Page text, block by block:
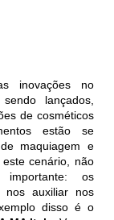
inovações no
lançados,
de cosméticos
estão se
maquiagem e
cenário, não
os
nos auxiliar nos
disso é o